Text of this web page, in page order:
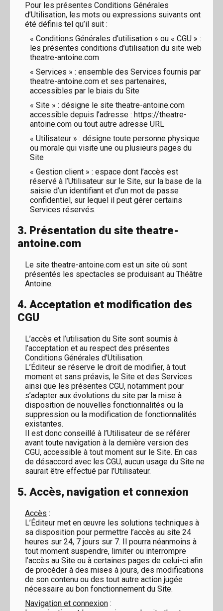
Pour les présentes Conditions Générales
d’Utilisation, les mots ou expressions suivants ont
été définis tel qu’il suit :
« Conditions Générales d’utilisation » ou « CGU » :
les présentes conditions d’utilisation du site web
theatre-antoine.com
« Services » : ensemble des Services fournis par
theatre-antoine.com et ses partenaires,
accessibles par le biais du Site
« Site » : désigne le site theatre-antoine.com
accessible depuis l’adresse : https://theatre-
antoine.com ou tout autre adresse URL
« Utilisateur » : désigne toute personne physique
ou morale qui visite une ou plusieurs pages du
Site
« Gestion client » : espace dont l’accès est
réservé à l’Utilisateur sur le Site, sur la base de la
saisie d’un identifiant et d’un mot de passe
confidentiel, sur lequel il peut gérer certains
Services réservés.
3. Présentation du site theatre-
antoine.com
Le site theatre-antoine.com est un site où sont
présentés les spectacles se produisant au Théâtre
Antoine.
4. Acceptation et modification des
CGU
L’accès et l’utilisation du Site sont soumis à
l’acceptation et au respect des présentes
Conditions Générales d’Utilisation.
L’Éditeur se réserve le droit de modifier, à tout
moment et sans préavis, le Site et des Services
ainsi que les présentes CGU, notamment pour
s’adapter aux évolutions du site par la mise à
disposition de nouvelles fonctionnalités ou la
suppression ou la modification de fonctionnalités
existantes.
Il est donc conseillé à l’Utilisateur de se référer
avant toute navigation à la dernière version des
CGU, accessible à tout moment sur le Site. En cas
de désaccord avec les CGU, aucun usage du Site ne
saurait être effectué par l’Utilisateur.
5. Accès, navigation et connexion
Accès :
L’Éditeur met en œuvre les solutions techniques à
sa disposition pour permettre l’accès au site 24
heures sur 24, 7 jours sur 7. Il pourra néanmoins à
tout moment suspendre, limiter ou interrompre
l’accès au Site ou à certaines pages de celui-ci afin
de procéder à des mises à jours, des modifications
de son contenu ou des tout autre action jugée
nécessaire au bon fonctionnement du Site.
Navigation et connexion :